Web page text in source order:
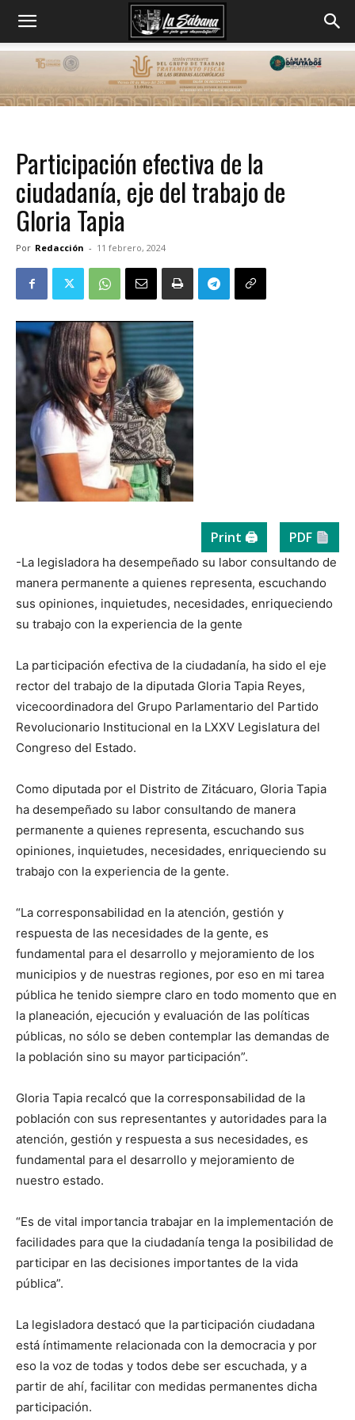
Participación efectiva de la
ciudadanía, eje del trabajo de
Gloria Tapia
Por Redacción - 11 febrero, 2024
Print 🖨 PDF
-La legisladora ha desempeñado su labor consultando de
manera permanente a quienes representa, escuchando
sus opiniones, inquietudes, necesidades, enriqueciendo
su trabajo con la experiencia de la gente
La participación efectiva de la ciudadanía, ha sido el eje
rector del trabajo de la diputada Gloria Tapia Reyes,
vicecoordinadora del Grupo Parlamentario del Partido
Revolucionario Institucional en la LXXV Legislatura del
Congreso del Estado.
Como diputada por el Distrito de Zitácuaro, Gloria Tapia
ha desempeñado su labor consultando de manera
permanente a quienes representa, escuchando sus
opiniones, inquietudes, necesidades, enriqueciendo su
trabajo con la experiencia de la gente.
“La corresponsabilidad en la atención, gestión y
respuesta de las necesidades de la gente, es
fundamental para el desarrollo y mejoramiento de los
municipios y de nuestras regiones, por eso en mi tarea
pública he tenido siempre claro en todo momento que en
la planeación, ejecución y evaluación de las políticas
públicas, no sólo se deben contemplar las demandas de
la población sino su mayor participación”.
Gloria Tapia recalcó que la corresponsabilidad de la
población con sus representantes y autoridades para la
atención, gestión y respuesta a sus necesidades, es
fundamental para el desarrollo y mejoramiento de
nuestro estado.
“Es de vital importancia trabajar en la implementación de
facilidades para que la ciudadanía tenga la posibilidad de
participar en las decisiones importantes de la vida
pública”.
La legisladora destacó que la participación ciudadana
está íntimamente relacionada con la democracia y por
eso la voz de todas y todos debe ser escuchada, y a
partir de ahí, facilitar con medidas permanentes dicha
participación.